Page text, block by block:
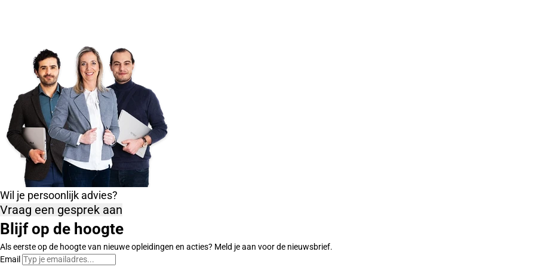
Wil je persoonlijk advies?
Vraag een gesprek aan
Blijf op de hoogte
Als eerste op de hoogte van nieuwe opleidingen en acties? Meld je aan voor de nieuwsbrief.
Email